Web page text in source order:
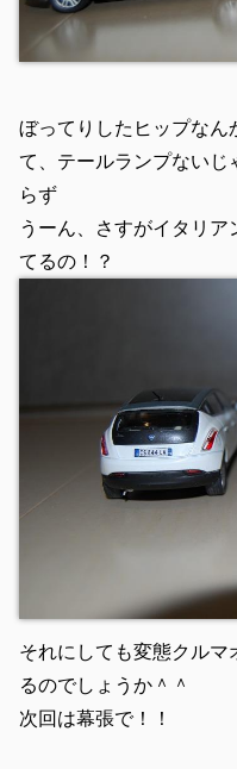
ぼってりしたヒップなん
て、テールランプない
らず
うーん、さすがイタリ
てるの！？
それにしても変態クル
るのでしょうか＾＾
次回は幕張で！！